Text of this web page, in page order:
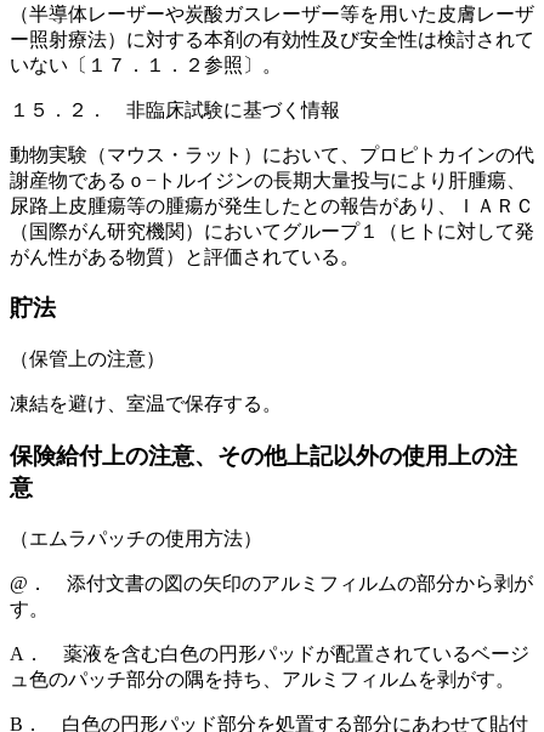
（半導体レーザーや炭酸ガスレーザー等を用いた皮膚レーザ
ー照射療法）に対する本剤の有効性及び安全性は検討されて
いない〔１７．１．２参照〕。
１５．２． 非臨床試験に基づく情報
動物実験（マウス・ラット）において、プロピトカインの代
謝産物であるｏ−トルイジンの長期大量投与により肝腫瘍、
尿路上皮腫瘍等の腫瘍が発生したとの報告があり、ＩＡＲＣ
（国際がん研究機関）においてグループ１（ヒトに対して発
がん性がある物質）と評価されている。
貯法
（保管上の注意）
凍結を避け、室温で保存する。
保険給付上の注意、その他上記以外の使用上の注
意
（エムラパッチの使用方法）
@． 添付文書の図の矢印のアルミフィルムの部分から剥が
す。
A． 薬液を含む白色の円形パッドが配置されているベージ
ュ色のパッチ部分の隅を持ち、アルミフィルムを剥がす。
B． 白色の円形パッド部分を処置する部分にあわせて貼付